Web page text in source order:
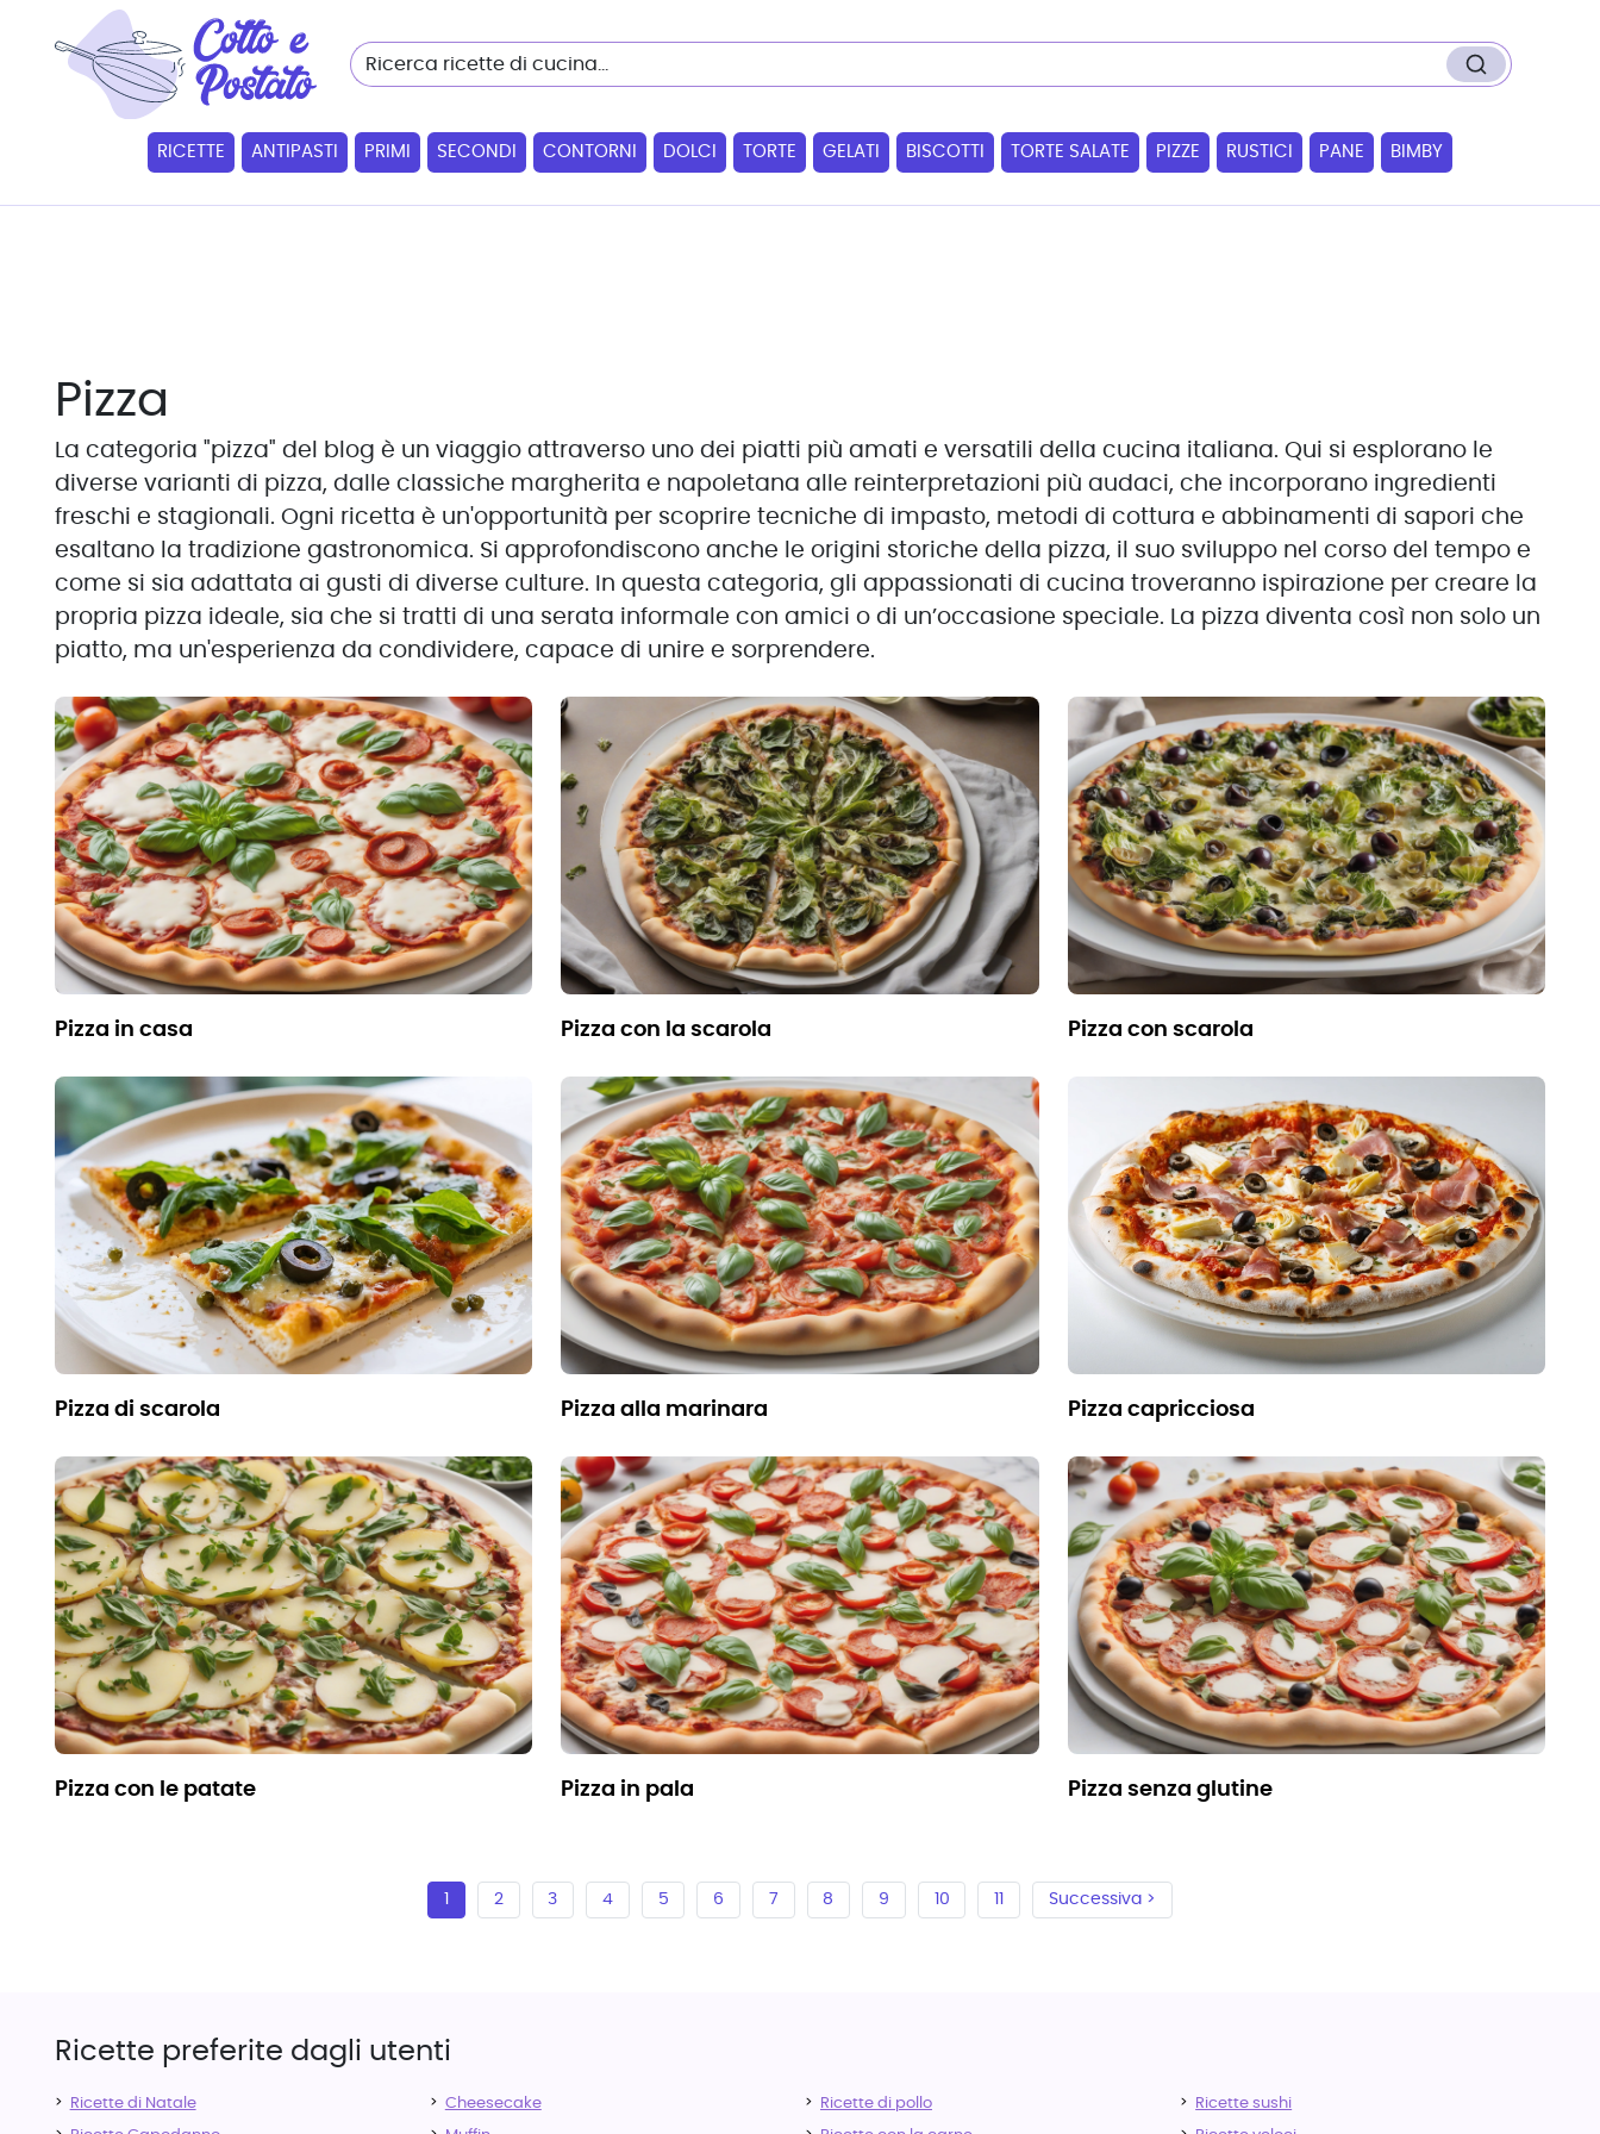
RICETTE ANTIPASTI PRIMI SECONDI CONTORNI DOLCI TORTE GELATI BISCOTTI TORTE SALATE PIZZE RUSTICI PANE BIMBY
Pizza
La categoria "pizza" del blog è un viaggio attraverso uno dei piatti più amati e versatili della cucina italiana. Qui si esplorano le
diverse varianti di pizza, dalle classiche margherita e napoletana alle reinterpretazioni più audaci, che incorporano ingredienti
freschi e stagionali. Ogni ricetta è un'opportunità per scoprire tecniche di impasto, metodi di cottura e abbinamenti di sapori che
esaltano la tradizione gastronomica. Si approfondiscono anche le origini storiche della pizza, il suo sviluppo nel corso del tempo e
come si sia adattata ai gusti di diverse culture. In questa categoria, gli appassionati di cucina troveranno ispirazione per creare la
propria pizza ideale, sia che si tratti di una serata informale con amici o di un’occasione speciale. La pizza diventa così non solo un
piatto, ma un'esperienza da condividere, capace di unire e sorprendere.
pizza in casa pizza con la scarola pizza con scarola
pizza di scarola pizza alla marinara pizza capricciosa
pizza con le patate pizza in pala pizza senza glutine
2 3 4 5 6 7 8 9 10 Successiva >
Ricette preferite dagli utenti
Ricette di Natale Cheesecake Ricette di pollo Ricette sushi